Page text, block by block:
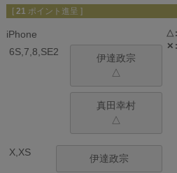
[ 21 ポイント進呈 ]
iPhone
6S,7,8,SE2
伊達政宗
△
真田幸村
△
X,XS
伊達政宗
△
✕